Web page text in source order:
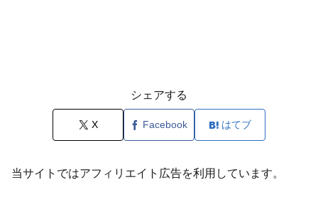
シェアする
X Facebook はてブ
当サイトではアフィリエイト広告を利用しています。